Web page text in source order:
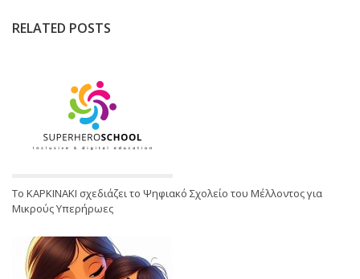
RELATED POSTS
Το ΚΑΡΚΙΝΑΚΙ σχεδιάζει το Ψηφιακό Σχολείο του Μέλλοντος για
Μικρούς Υπερήρωες